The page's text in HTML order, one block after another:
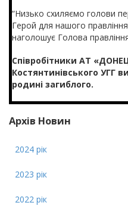
“Низько схиляємо голови
Герой для нашого
наголошує Голова
Співробітники АТ
Костянтинівського УГГ
родині загиблого.
Архів Новин
2024 рік
2023 рік
2022 рік